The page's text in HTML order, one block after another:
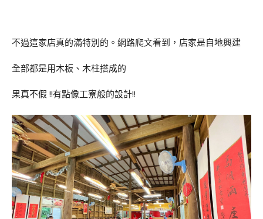
不過這家店真的滿特別的。網路爬文看到，店家是自地興建
全部都是用木板、木柱搭成的
果真不假 !!有點像工寮般的設計!!